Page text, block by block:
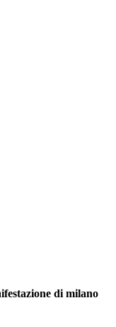
di milano